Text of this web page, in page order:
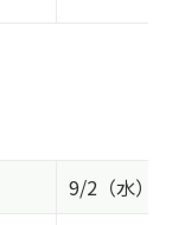
9/2（水）